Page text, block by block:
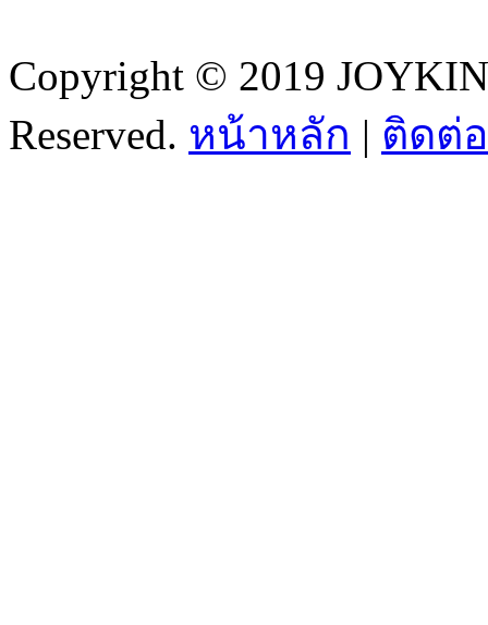
Copyright © 2019
Reserved. หน้าหลัก | ติดต่